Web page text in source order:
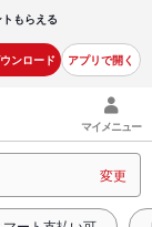
もらえる
ンロード アプリで開く
マイメニュー
変更